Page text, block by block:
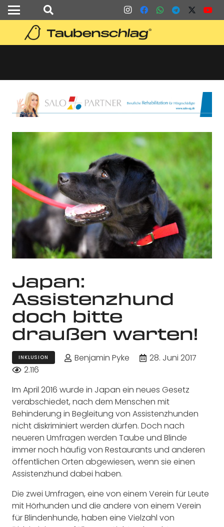
Japan:
Assistenzhund
doch bitte
draußen warten!
INKLUSION Benjamin Pyke
28. Juni 2017
2.116
Im April 2016 wurde in Japan ein neues Gesetz
verabschiedet, nach dem Menschen mit
Behinderung in Begleitung von Assistenzhunden
nicht diskriminiert werden dürfen. Doch nach
neueren Umfragen werden Taube und Blinde
immer noch häufig von Restaurants und anderen
öffentlichen Orten abgewiesen, wenn sie einen
Assistenzhund dabei haben.
Die zwei Umfragen, eine von einem Verein für Leute
mit Hörhunden und die andere von einem Verein
für Blindenhunde, haben eine Vielzahl von